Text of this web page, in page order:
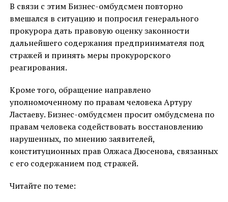
В связи с этим Бизнес-омбудсмен повторно
вмешался в ситуацию и попросил генерального
прокурора дать правовую оценку законности
дальнейшего содержания предпринимателя под
стражей и принять меры прокурорского
реагирования.
Кроме того, обращение направлено
уполномоченному по правам человека Артуру
Ластаеву. Бизнес-омбудсмен просит омбудсмена по
правам человека содействовать восстановлению
нарушенных, по мнению заявителей,
конституционных прав Олжаса Дюсенова, связанных
с его содержанием под стражей.
Читайте по теме: